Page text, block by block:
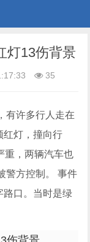
灯13伤背景
35
有许多行人走在
红灯，撞向行
重，两辆汽车也
警方控制。 事件
路口。当时是绿